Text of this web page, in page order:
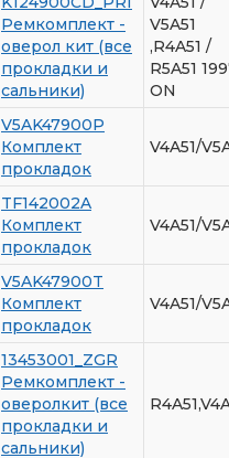
Ремкомплект -
оверол кит (все
прокладки и
сальники)
V5A51
,R4A51 /
R5A51
ON
V5AK47900P
Комплект
прокладок
V4A51/
TF142002A
Комплект
прокладок
V4A51/
V5AK47900T
Комплект
прокладок
V4A51/
13453001_ZGR
Ремкомплект -
оверолкит (все
прокладки и
сальники)